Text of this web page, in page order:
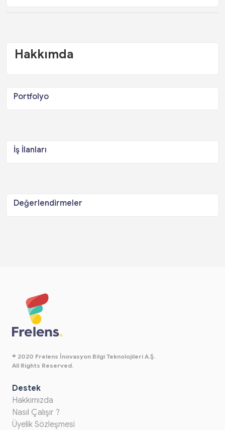
Hakkımda
Portfolyo
İş İlanları
Değerlendirmeler
© 2020 Frelens İnovasyon Bilgi Teknolojileri A.Ş.
All Rights Reserved.
Destek
Hakkımızda
Nasıl Çalışır ?
Üyelik Sözleşmesi